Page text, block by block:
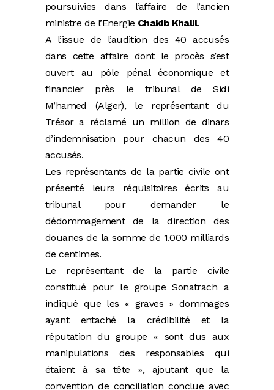
poursuivies dans l’affaire de l’ancien
ministre de l’Energie Chakib Khalil.
A l’issue de l’audition des 40 accusés
dans cette affaire dont le procès s’est
ouvert au pôle pénal économique et
financier près le tribunal de Sidi
M’hamed (Alger), le représentant du
Trésor a réclamé un million de dinars
d’indemnisation pour chacun des 40
accusés.
Les représentants de la partie civile ont
présenté leurs réquisitoires écrits au
tribunal pour demander le
dédommagement de la direction des
douanes de la somme de 1.000 milliards
de centimes.
Le représentant de la partie civile
constitué pour le groupe Sonatrach a
indiqué que les « graves » dommages
ayant entaché la crédibilité et la
réputation du groupe « sont dus aux
manipulations des responsables qui
étaient à sa tête », ajoutant que la
convention de conciliation conclue avec